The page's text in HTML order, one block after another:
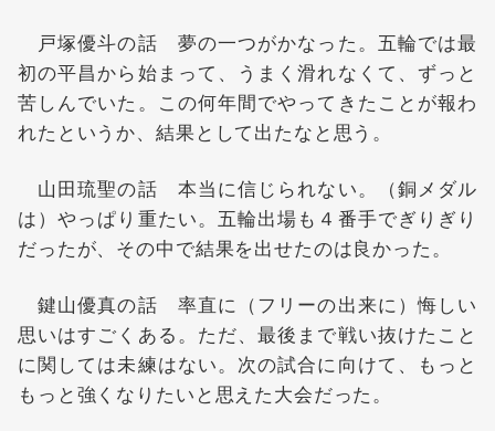
戸塚優斗の話 夢の一つがかなった。五輪では最
初の平昌から始まって、うまく滑れなくて、ずっと
苦しんでいた。この何年間でやってきたことが報わ
れたというか、結果として出たなと思う。
山田琉聖の話 本当に信じられない。（銅メダル
は）やっぱり重たい。五輪出場も４番手でぎりぎり
だったが、その中で結果を出せたのは良かった。
鍵山優真の話 率直に（フリーの出来に）悔しい
思いはすごくある。ただ、最後まで戦い抜けたこと
に関しては未練はない。次の試合に向けて、もっと
もっと強くなりたいと思えた大会だった。